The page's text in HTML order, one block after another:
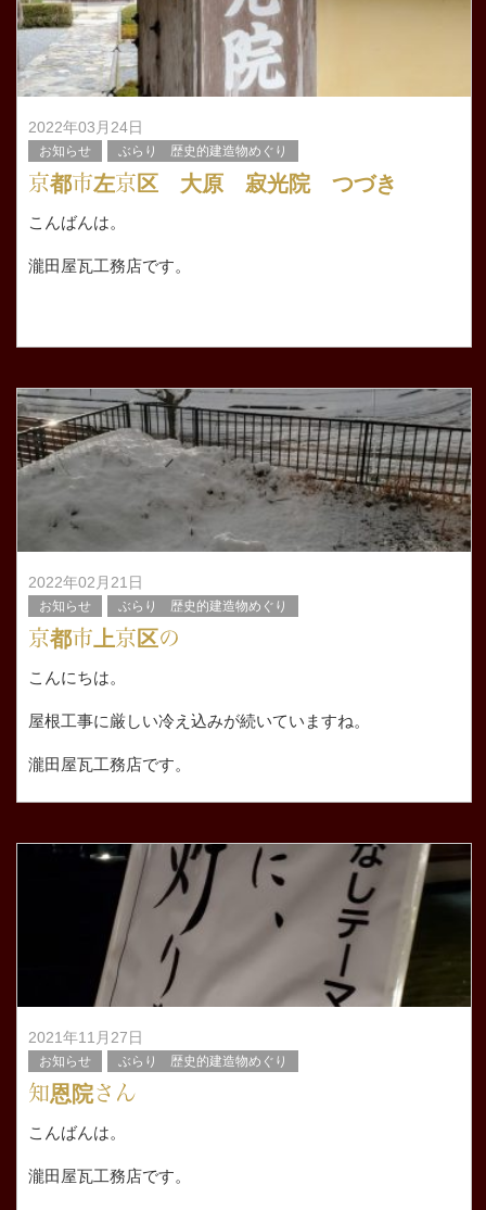
2022年03月24日
お知らせ ぶらり 歴史的建造物めぐり
京都市左京区 大原 寂光院 つづき
こんばんは。
瀧田屋瓦工務店です。
今日は朝から大津市真野の店舗様から御依頼のオーダー製
市のお客様のとこへリフォームの打ち合わせに行
2022年02月21日
お知らせ ぶらり 歴史的建造物めぐり
京都市上京区の
こんにちは。
屋根工事に厳しい冷え込みが続いていますね。
瀧田屋瓦工務店です。
最近お天気悪いですね。。。
急に吹雪いてきたり。
大津市 水明はここ
2021年11月27日
お知らせ ぶらり 歴史的建造物めぐり
知恩院さん
こんばんは。
瀧田屋瓦工務店です。